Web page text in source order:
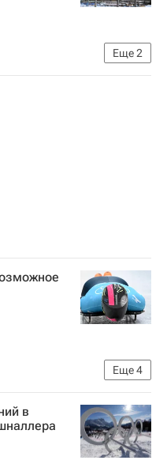
Еще2
(МОК)
Еще4
(МОК)
в